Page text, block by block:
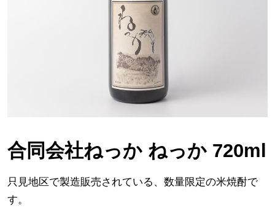
合同会社ねっか ねっか 720ml
只見地区で製造販売されている、数量限定の米焼酎で
す。